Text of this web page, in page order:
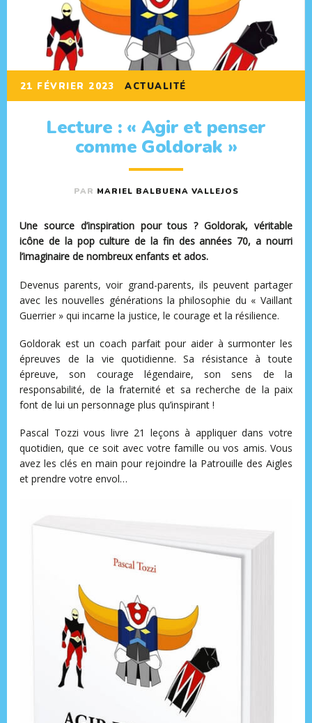
21 FÉVRIER 2023 ACTUALITÉ
Lecture : « Agir et penser
comme Goldorak »
PAR MARIEL BALBUENA VALLEJOS
Une source d’inspiration pour tous ? Goldorak, véritable
icône de la pop culture de la fin des années 70, a nourri
l’imaginaire de nombreux enfants et ados.
Devenus parents, voir grand-parents, ils peuvent partager
avec les nouvelles générations la philosophie du « Vaillant
Guerrier » qui incarne la justice, le courage et la résilience.
Goldorak est un coach parfait pour aider à surmonter les
épreuves de la vie quotidienne. Sa résistance à toute
épreuve, son courage légendaire, son sens de la
responsabilité, de la fraternité et sa recherche de la paix
font de lui un personnage plus qu’inspirant !
Pascal Tozzi vous livre 21 leçons à appliquer dans votre
quotidien, que ce soit avec votre famille ou vos amis. Vous
avez les clés en main pour rejoindre la Patrouille des Aigles
et prendre votre envol…